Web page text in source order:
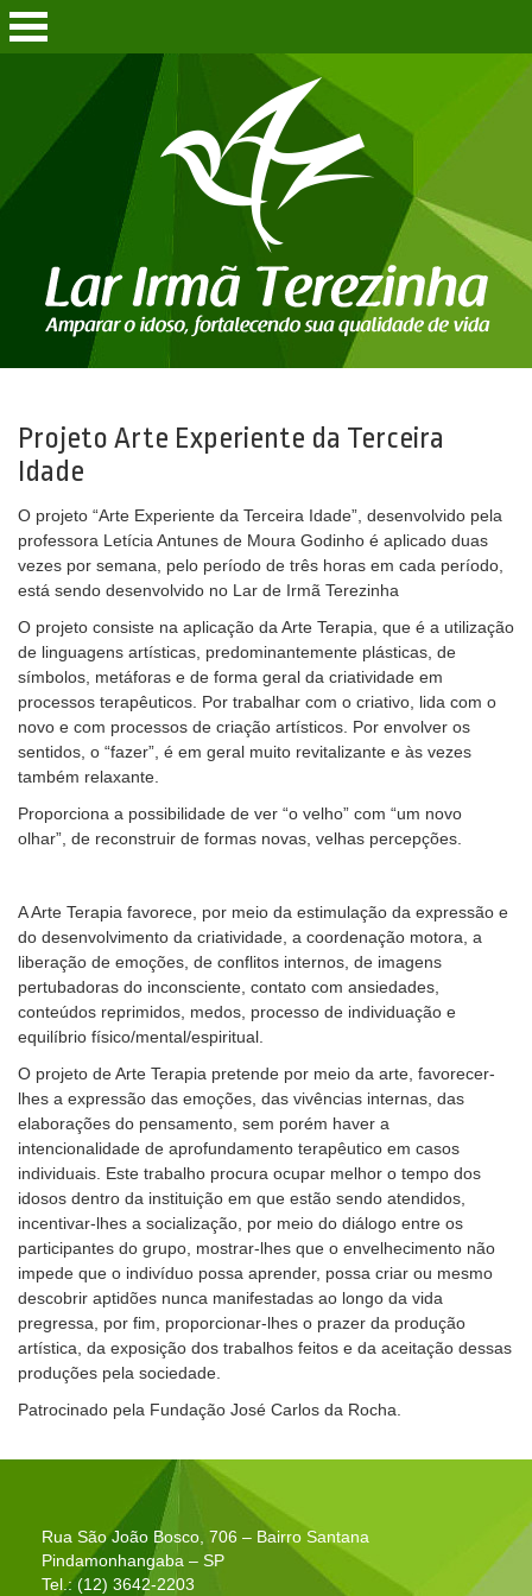
Projeto Arte Experiente da Terceira
Idade
O projeto “Arte Experiente da Terceira Idade”, desenvolvido pela
professora Letícia Antunes de Moura Godinho é aplicado duas
vezes por semana, pelo período de três horas em cada período,
está sendo desenvolvido no Lar de Irmã Terezinha
O projeto consiste na aplicação da Arte Terapia, que é a utilização
de linguagens artísticas, predominantemente plásticas, de
símbolos, metáforas e de forma geral da criatividade em
processos terapêuticos. Por trabalhar com o criativo, lida com o
novo e com processos de criação artísticos. Por envolver os
sentidos, o “fazer”, é em geral muito revitalizante e às vezes
também relaxante.
Proporciona a possibilidade de ver “o velho” com “um novo
olhar”, de reconstruir de formas novas, velhas percepções.
A Arte Terapia favorece, por meio da estimulação da expressão e
do desenvolvimento da criatividade, a coordenação motora, a
liberação de emoções, de conflitos internos, de imagens
pertubadoras do inconsciente, contato com ansiedades,
conteúdos reprimidos, medos, processo de individuação e
equilíbrio físico/mental/espiritual.
O projeto de Arte Terapia pretende por meio da arte, favorecer-
lhes a expressão das emoções, das vivências internas, das
elaborações do pensamento, sem porém haver a
intencionalidade de aprofundamento terapêutico em casos
individuais. Este trabalho procura ocupar melhor o tempo dos
idosos dentro da instituição em que estão sendo atendidos,
incentivar-lhes a socialização, por meio do diálogo entre os
participantes do grupo, mostrar-lhes que o envelhecimento não
impede que o indivíduo possa aprender, possa criar ou mesmo
descobrir aptidões nunca manifestadas ao longo da vida
pregressa, por fim, proporcionar-lhes o prazer da produção
artística, da exposição dos trabalhos feitos e da aceitação dessas
produções pela sociedade.
Patrocinado pela Fundação José Carlos da Rocha.
Rua São João Bosco, 706 – Bairro Santana
Pindamonhangaba – SP
Tel.: (12) 3642-2203